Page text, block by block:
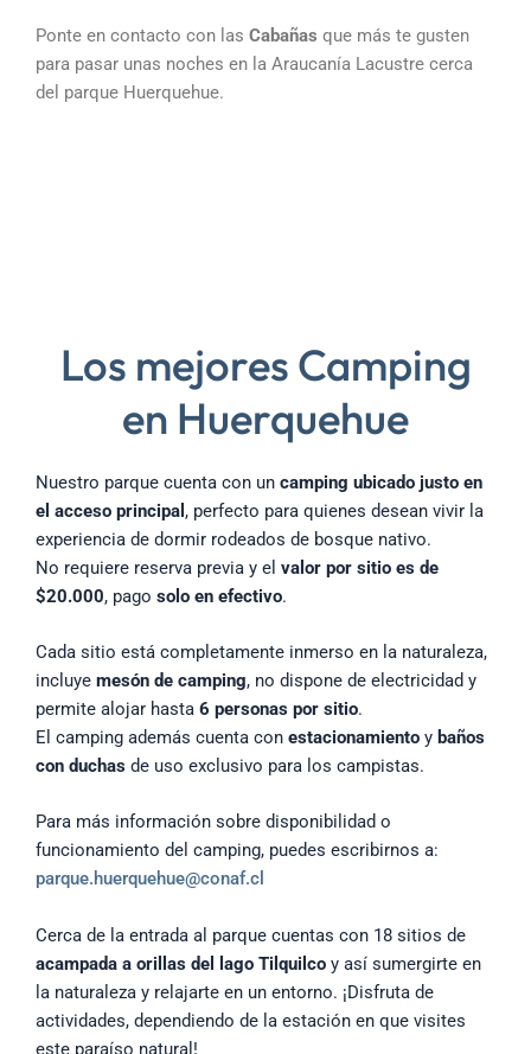
Ponte en contacto con las Cabañas que más te gusten
para pasar unas noches en la Araucanía Lacustre cerca
del parque Huerquehue.
Los mejores Camping
en Huerquehue
Nuestro parque cuenta con un camping ubicado justo en
el acceso principal , perfecto para quienes desean vivir la
experiencia de dormir rodeados de bosque nativo.
No requiere reserva previa y el valor por sitio es de
$20.000, pago solo en efectivo.
Cada sitio está completamente inmerso en la naturaleza,
incluye mesón de camping, no dispone de electricidad y
permite alojar hasta 6 personas por sitio.
El camping además cuenta con estacionamiento y baños
con duchas de uso exclusivo para los campistas.
Para más información sobre disponibilidad o
funcionamiento del camping, puedes escribirnos a:
parque.huerquehue@conaf.cl
Cerca de la entrada al parque cuentas con 18 sitios de
acampada a orillas del lago Tilquilco y así sumergirte en
la naturaleza y relajarte en un entorno. ¡Disfruta de
actividades, dependiendo de la estación en que visites
este paraíso natural!